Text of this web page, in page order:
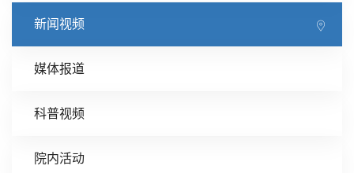
新闻视频
媒体报道
科普视频
院内活动